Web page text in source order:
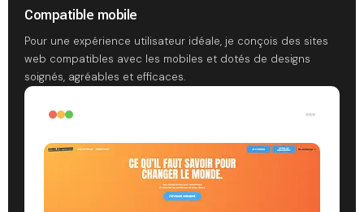
Compatible mobile
Pour une expérience utilisateur idéale, je conçois des sites
web compatibles avec les mobiles et dotés de designs
soignés, agréables et efficaces.